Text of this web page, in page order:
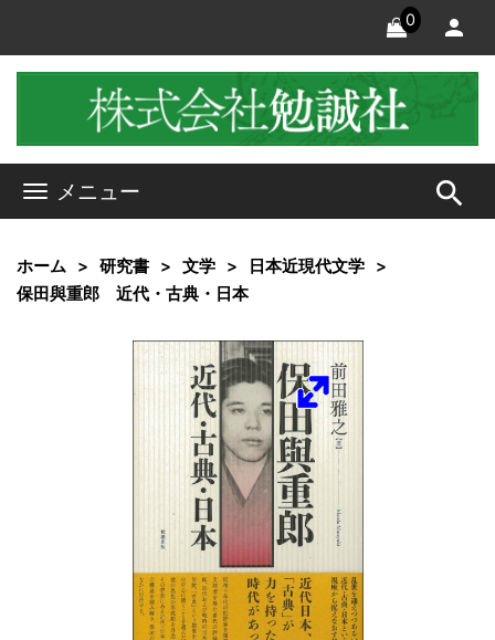
0
メニュー search
ホーム 研究書 文学
日本近現代文学
保田與重郎 近代・古典・日本